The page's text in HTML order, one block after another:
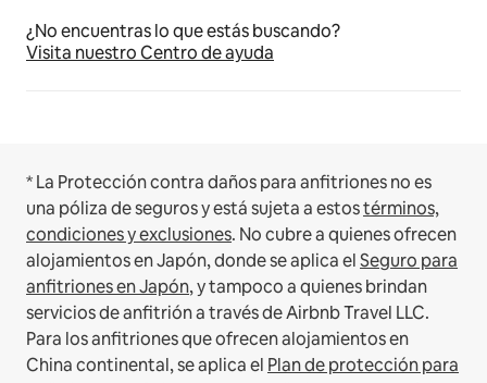
¿No encuentras lo que estás buscando?
Visita nuestro Centro de ayuda
* La Protección contra daños para anfitriones no es
una póliza de seguros y está sujeta a estostérminos,
condiciones y exclusiones. No cubre a quienes ofrecen
alojamientos en Japón, donde se aplica elSeguro para
anfitriones en Japón, y tampoco a quienes brindan
servicios de anfitrión a través de Airbnb Travel LLC.
Para los anfitriones que ofrecen alojamientos en
China continental, se aplica el Plan de protección para